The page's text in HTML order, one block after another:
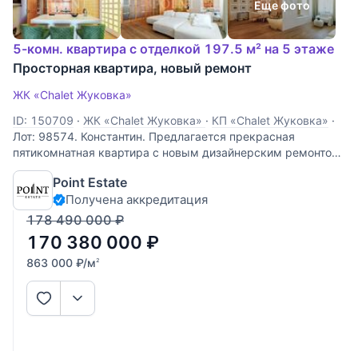
Еще фото
5-комн. квартира с отделкой 197.5 м² на 5 этаже
Просторная квартира, новый ремонт
ЖК «Chalet Жуковка»
ID: 150709 · ЖК «Chalet Жуковка» · КП «Chalet Жуковка» ·
Лот: 98574. Константин. Предлагается прекрасная
пятикомнатная квартира с новым дизайнерским ремонтом
в ЖК "Жуковка Шале". Интегрирована система увлажнения
квартиры, система умный дом, установлены шторы с
электроприводом. Комфортная планировка:
Point Estate
Получена аккредитация
178 490 000 ₽
170 380 000 ₽
863 000 ₽/м2